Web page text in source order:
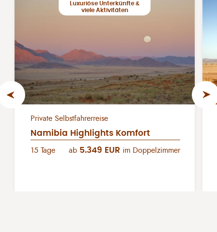
Luxuriöse Unterkünfte &
viele Aktivitäten
Private Selbstfahrerreise
Namibia Highlights Komfort
15 Tage ab 5.349 EUR im Doppelzimmer